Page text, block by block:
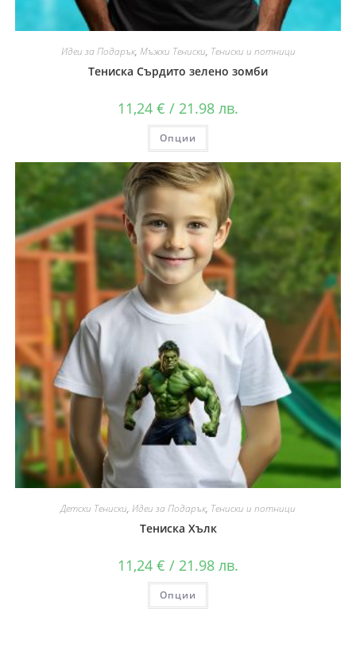
Идеи за Подарък, Мъжки Тениски, Тениски и потници
Тениска Сърдито зелено зомби
11,24 € / 21.98 лв.
Опции
Детски Тениски, Идеи за Подарък, Тениски и потници
Тениска Хълк
11,24 € / 21.98 лв.
Опции